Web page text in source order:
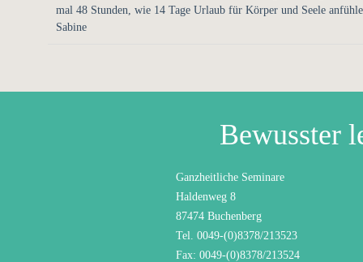
mal 48 Stunden, wie 14 Tage Urlaub für Körper und Seele
Sabine
Bewusster
Ganzheitliche Seminare
Haldenweg 8
87474 Buchenberg
Tel. 0049-(0)8378/213523
Fax: 0049-(0)8378/213524